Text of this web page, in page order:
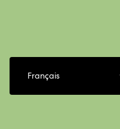
Français